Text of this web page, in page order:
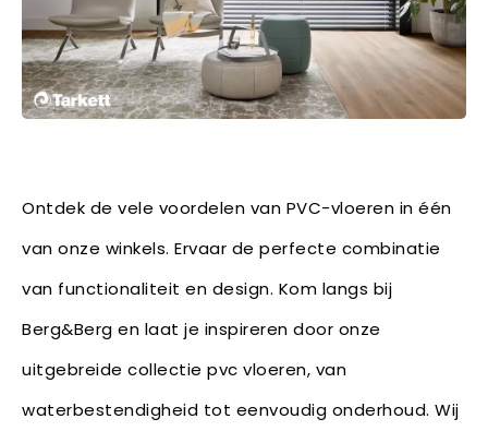
Ontdek de vele voordelen van PVC-vloeren in één
van onze winkels. Ervaar de perfecte combinatie
van functionaliteit en design. Kom langs bij
Berg&Berg en laat je inspireren door onze
uitgebreide collectie pvc vloeren, van
waterbestendigheid tot eenvoudig onderhoud. Wij